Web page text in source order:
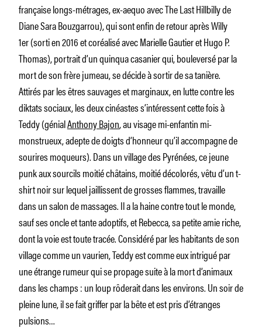
française longs-métrages, ex-aequo avecThe Last Hillbillyde
Diane Sara Bouzgarrou), qui sont enfin de retour aprèsWilly
1er(sorti en 2016 et coréalisé avec Marielle Gautier et Hugo P.
Thomas), portrait d’un quinqua casanier qui, bouleversé par la
mort de son frère jumeau, se décide à sortir de sa tanière.
Attirés par les êtres sauvages et marginaux, en lutte contre les
diktats sociaux, les deux cinéastes s’intéressent cette fois à
Teddy (génialAnthony Bajon, au visage mi-enfantin mi-
monstrueux, adepte de doigts d’honneur qu’il accompagne de
sourires moqueurs). Dans un village des Pyrénées, ce jeune
punk aux sourcils moitié châtains, moitié décolorés, vêtu d’un t-
shirt noir sur lequel jaillissent de grosses flammes, travaille
dans un salon de massages. Il a la haine contre tout le monde,
sauf ses oncle et tante adoptifs, et Rebecca, sa petite amie riche,
dont la voie est toute tracée. Considéré par les habitants de son
village comme un vaurien, Teddy est comme eux intrigué par
une étrange rumeur qui se propage suite à la mort d’animaux
dans les champs : un loup rôderait dans les environs. Un soir de
pleine lune, il se fait griffer par la bête et est pris d’étranges
pulsions…